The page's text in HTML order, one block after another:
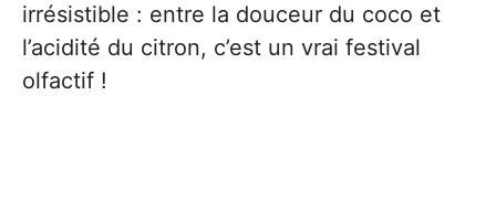
irrésistible : entre la douceur du coco et
l’acidité du citron, c’est un vrai festival
olfactif !